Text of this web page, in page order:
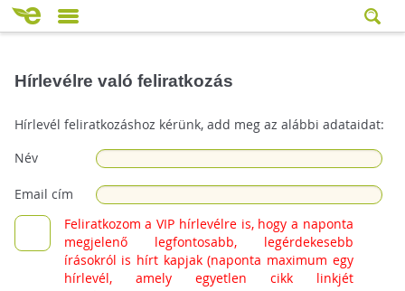
Hírlevélre való feliratkozás
Hírlevél feliratkozáshoz kérünk, add meg az alábbi adataidat:
Név
Email cím
Feliratkozom a VIP hírlevélre is, hogy a naponta
megjelenő legfontosabb, legérdekesebb
írásokról is hírt kapjak (naponta maximum egy
hírlevél, amely egyetlen cikk linkjét